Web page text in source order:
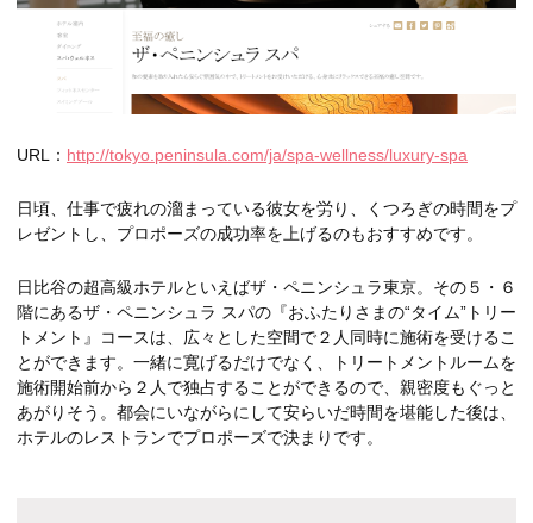
URL： http://tokyo.peninsula.com/ja/spa-wellness/luxury-spa
日頃、仕事で疲れの溜まっている彼女を労り、くつろぎの時間をプ
レゼントし、プロポーズの成功率を上げるのもおすすめです。
日比谷の超高級ホテルといえばザ・ペニンシュラ東京。その５・６
階にあるザ・ペニンシュラ スパの『おふたりさまの“タイム”トリー
トメント』コースは、広々とした空間で２人同時に施術を受けるこ
とができます。一緒に寛げるだけでなく、トリートメントルームを
施術開始前から２人で独占することができるので、親密度もぐっと
あがりそう。都会にいながらにして安らいだ時間を堪能した後は、
ホテルのレストランでプロポーズで決まりです。